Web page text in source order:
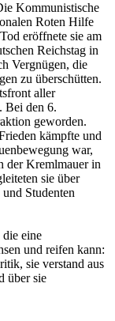
Kommunistische
Roten Hilfe
eröffnete sie am
Reichstag in
Vergnügen, die
zu überschütten.
aller
Bei den 6.
geworden.
kämpfte und
war,
der Kremlmauer in
sie über
Studenten
eine
und reifen kann:
sie verstand aus
über sie